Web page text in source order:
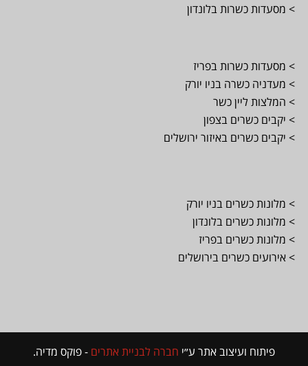
> מסעדות כשרות בלונדון
> מסעדות כשרות בפריז
> מעדניה כשרה בניו יורק
> המלצות ליין כשר
> יקבים כשרים בצפון
> יקבים כשרים באיזור ירושלים
> מלונות כשרים בניו יורק
> מלונות כשרים בלונדון
> מלונות כשרים בפריז
> אירועים כשרים בירושלים
פיתוח ועיצוב אתר ע״י חברה לבניית אתרים - פוקס מדיה.